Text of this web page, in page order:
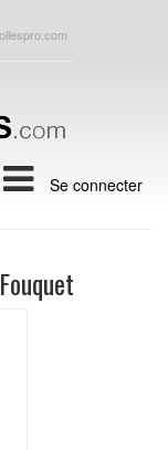
Se connecter